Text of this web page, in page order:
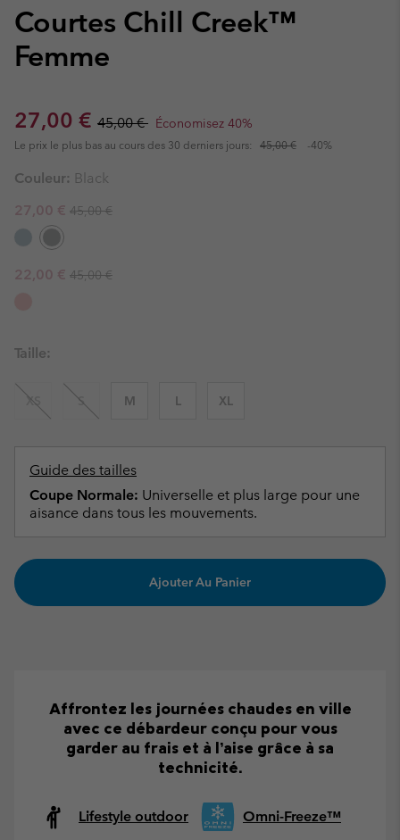
Courtes Chill Creek™
Femme
Sale price:
27,00 € Regular price:
45,00 € Économisez 40%
Le prix le plus bas au cours des 30 derniers jours: 45,00 € -40%
Couleur: Black
Sale price:
27,00 € Regular price:
45,00 €
Sale price:
22,00 € Regular price:
45,00 €
Taille:
XS S M L XL
Guide des tailles
Coupe Normale: Universelle et plus large pour une
aisance dans tous les mouvements.
Ajouter Au Panier
Affrontez les journées chaudes en ville
avec ce débardeur conçu pour vous
garder au frais et à l’aise grâce à sa
technicité.
Lifestyle outdoor Omni-Freeze™